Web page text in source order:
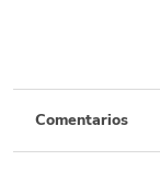
Comentarios